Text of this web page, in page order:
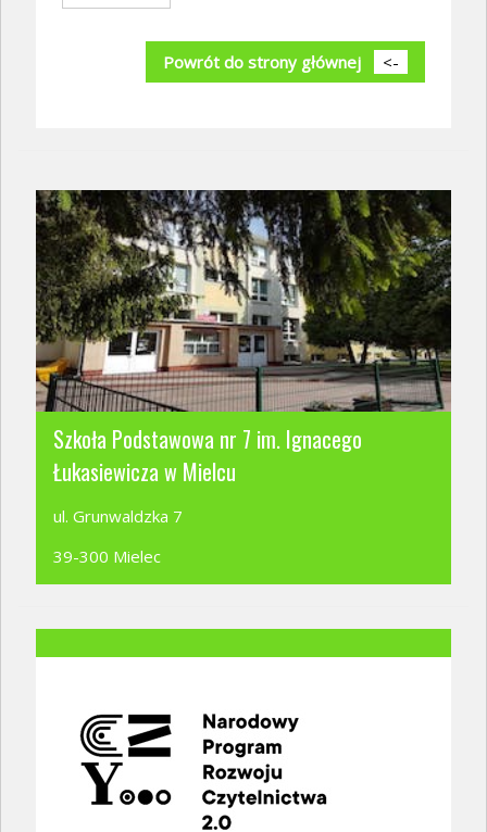
Powrót do strony głównej <-
Szkoła Podstawowa nr 7 im. Ignacego
Łukasiewicza w Mielcu
ul. Grunwaldzka 7
39-300 Mielec